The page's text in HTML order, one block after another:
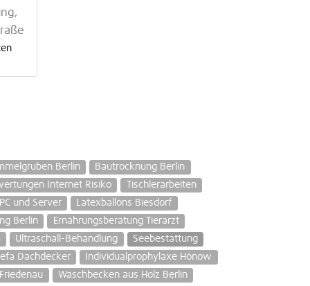
Berlin
Bautrocknung Berlin
Internet Risiko
Tischlerarbeiten
und Server
Latexballons Biesdorf
Berlin
Ernährungsberatung Tierarzt
Ultraschall-Behandlung
Seebestattung
Dachdecker
Individualprophylaxe Hönow
Waschbecken aus Holz Berlin